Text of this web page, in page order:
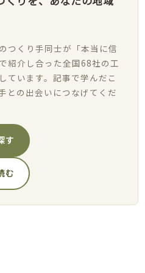
つくり手同士が「本当に信
紹介し合った全国68社の工
ています。記事で学んだこ
との出会いにつなげてくだ
す
む